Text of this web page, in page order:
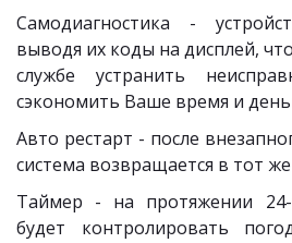
Самодиагностика -
выводя их коды на дисплей,
службе устранить
сэкономить Ваше время и
Авто рестарт - после
система возвращается в тот
Таймер - на протяжении 24-
будет контролировать